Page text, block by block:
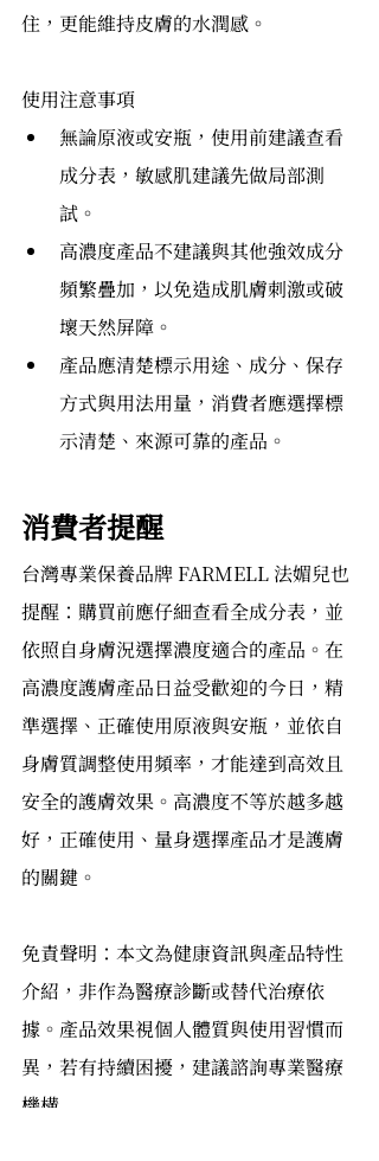
住，更能維持皮膚的水潤感。
使用注意事項
無論原液或安瓶，使用前建議查看
成分表，敏感肌建議先做局部測
試。
高濃度產品不建議與其他強效成分
頻繁疊加，以免造成肌膚刺激或破
壞天然屏障。
產品應清楚標示用途、成分、保存
方式與用法用量，消費者應選擇標
示清楚、來源可靠的產品。
消費者提醒
台灣專業保養品牌 FARMELL 法媚兒也
提醒：購買前應仔細查看全成分表，並
依照自身膚況選擇濃度適合的產品。在
高濃度護膚產品日益受歡迎的今日，精
準選擇、正確使用原液與安瓶，並依自
身膚質調整使用頻率，才能達到高效且
安全的護膚效果。高濃度不等於越多越
好，正確使用、量身選擇產品才是護膚
的關鍵。
免責聲明：本文為健康資訊與產品特性
介紹，非作為醫療診斷或替代治療依
據。產品效果視個人體質與使用習慣而
異，若有持續困擾，建議諮詢專業醫療
機構